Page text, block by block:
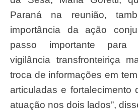
Paraná na reunião,
importância da ação
passo importante para
vigilância transfronteiriça
troca de informações em
articuladas e fortalecimento
atuação nos dois lados”,